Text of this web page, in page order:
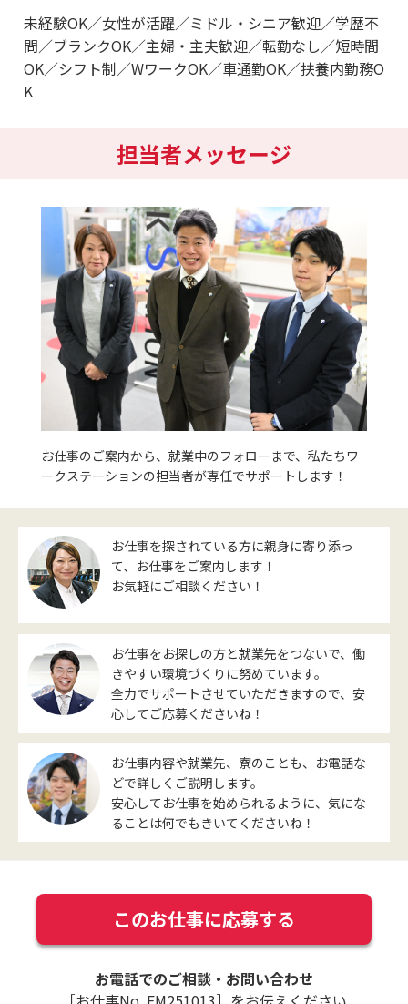
未経験OK／女性が活躍／ミドル・シニア歓迎／学歴不
問／ブランクOK／主婦・主夫歓迎／転勤なし／短時間
OK／シフト制／WワークOK／車通勤OK／扶養内勤務O
K
担当者メッセージ
お仕事のご案内から、就業中のフォローまで、私たちワ
ークステーションの担当者が専任でサポートします！
お仕事を探されている方に親身に寄り添っ
て、お仕事をご案内します！
お気軽にご相談ください！
お仕事をお探しの方と就業先をつないで、働
きやすい環境づくりに努めています。
全力でサポートさせていただきますので、安
心してご応募くださいね！
お仕事内容や就業先、寮のことも、お電話な
どで詳しくご説明します。
安心してお仕事を始められるように、気にな
ることは何でもきいてくださいね！
このお仕事に応募する
お電話でのご相談・お問い合わせ